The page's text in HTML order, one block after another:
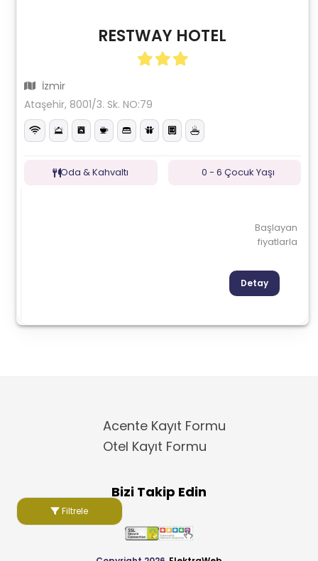
Filtrele
RESTWAY HOTEL
İzmir
Ataşehir, 8001/3. Sk. NO:79
Oda & Kahvaltı 0 - 6 Çocuk Yaşı
Başlayan
fiyatlarla
Detay
Acente Kayıt Formu
Otel Kayıt Formu
Bizi Takip Edin